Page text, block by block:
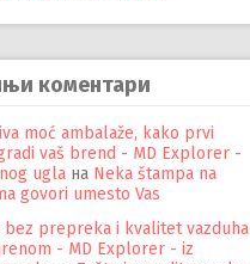
коментари
moć ambalaže, kako prvi
vaš brend - MD Explorer -
ugla на Neka štampa na
govori umesto Vas
bez prepreka i kvalitet vazduha
- MD Explorer - iz